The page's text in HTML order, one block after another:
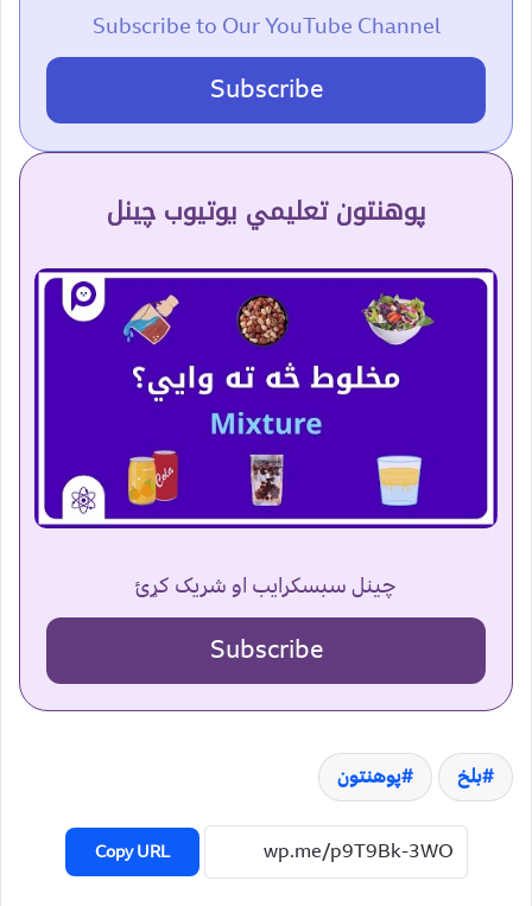
Subscribe to Our YouTube Channel
Subscribe
پوهنتون تعلیمي یوتیوب چینل
چینل سبسکرایب او شریک کړئ
Subscribe
بلخ پوهنتون
Copy URL